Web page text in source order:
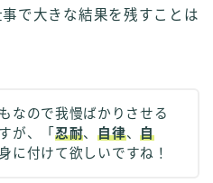
で大きな結果を残すことは
なので我慢ばかりさせる
が、「 忍耐、自律、自
に付けて欲しいですね！